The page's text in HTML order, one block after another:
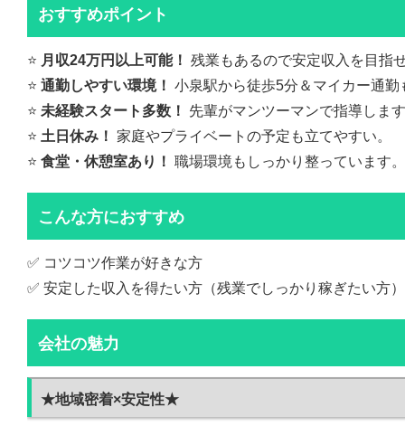
おすすめポイント
⭐️ 月収24万円以上可能！ 残業もあるので安定収入を目指
⭐️ 通勤しやすい環境！ 小泉駅から徒歩5分＆マイカー通勤
⭐️ 未経験スタート多数！
先輩がマンツーマンで指導しま
⭐️ 土日休み！ 家庭やプライベートの予定も立てやすい。
⭐️ 食堂・休憩室あり！ 職場環境もしっかり整っています。
こんな方におすすめ
✅ コツコツ作業が好きな方
✅ 安定した収入を得たい方（残業でしっかり稼ぎたい方）
会社の魅力
★地域密着×安定性★